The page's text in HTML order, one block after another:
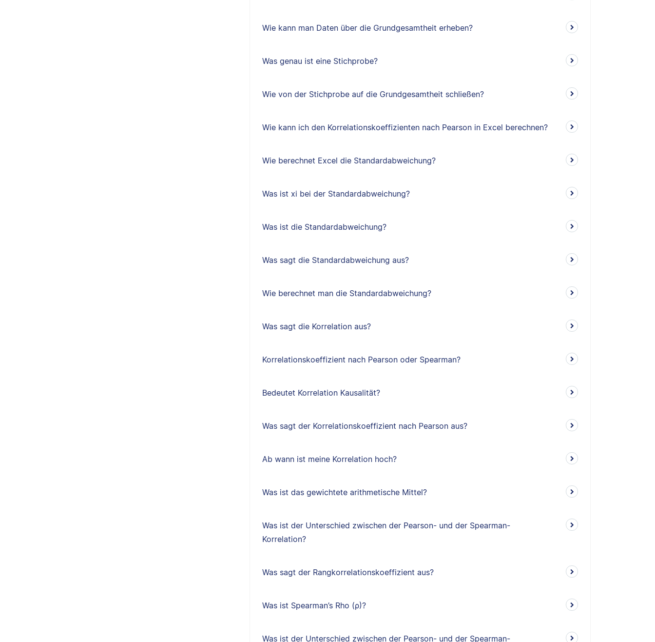
Wie kann man Daten über die Grundgesamtheit erheben?
Was genau ist eine Stichprobe?
Wie von der Stichprobe auf die Grundgesamtheit schließen?
Wie kann ich den Korrelationskoeffizienten nach Pearson in Excel berechnen?
Wie berechnet Excel die Standardabweichung?
Was ist xi bei der Standardabweichung?
Was ist die Standardabweichung?
Was sagt die Standardabweichung aus?
Wie berechnet man die Standardabweichung?
Was sagt die Korrelation aus?
Korrelationskoeffizient nach Pearson oder Spearman?
Bedeutet Korrelation Kausalität?
Was sagt der Korrelationskoeffizient nach Pearson aus?
Ab wann ist meine Korrelation hoch?
Was ist das gewichtete arithmetische Mittel?
Was ist der Unterschied zwischen der Pearson- und der Spearman-
Korrelation?
Was sagt der Rangkorrelationskoeffizient aus?
Was ist Spearman’s Rho (ρ)?
Was ist der Unterschied zwischen der Pearson- und der Spearman-